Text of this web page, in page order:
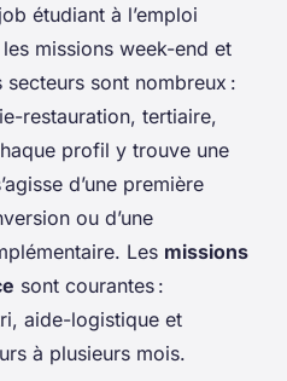
étudiant à l’emploi
missions week-end et
sont nombreux :
restauration, tertiaire,
profil y trouve une
d’une première
ou d’une
Les missions
sont courantes :
aide-logistique et
à plusieurs mois.